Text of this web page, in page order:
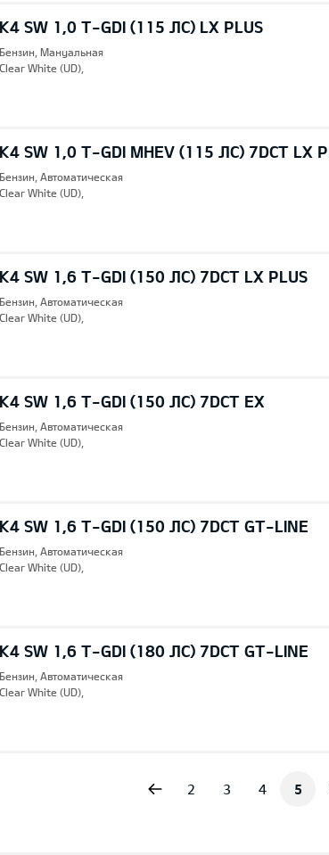
K4 SW 1,0 T-GDI (115 ЛС) LX PLUS
Бензин, Mануальная
Clear White (UD),
K4 SW 1,0 T-GDI MHEV (115 ЛС) 7DCT LX
Бензин, Автоматическая
Clear White (UD),
K4 SW 1,6 T-GDI (150 ЛС) 7DCT LX PLUS
Бензин, Автоматическая
Clear White (UD),
K4 SW 1,6 T-GDI (150 ЛС) 7DCT EX
Бензин, Автоматическая
Clear White (UD),
K4 SW 1,6 T-GDI (150 ЛС) 7DCT GT-LINE
Бензин, Автоматическая
Clear White (UD),
K4 SW 1,6 T-GDI (180 ЛС) 7DCT GT-LINE
Бензин, Автоматическая
Clear White (UD),
2 3 4 5